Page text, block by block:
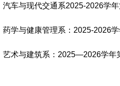
汽车与现代交通系2025-2026学
药学与健康管理系：2025-2026
艺术与建筑系：2025—2026学年